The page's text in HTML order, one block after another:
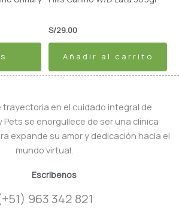
S/29.00
Añadir al carrito
trayectoria en el cuidado integral de
Pets se enorgullece de ser una clínica
expande su amor y dedicación hacia el
mundo virtual.
Escribenos
963 342 821